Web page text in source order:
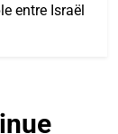
entre Israël